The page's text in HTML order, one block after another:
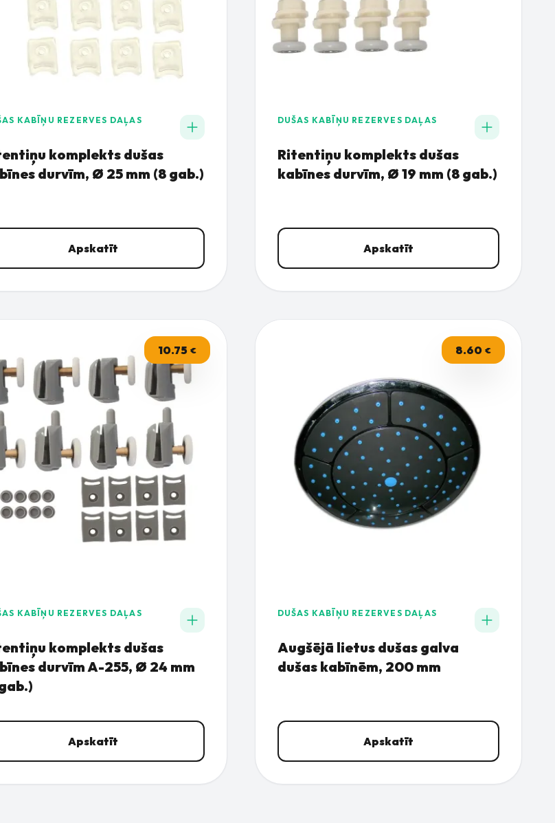
KABĪŅU REZERVES DAĻAS
komplekts dušas
durvīm, Ø 25 mm (8 gab.)
Apskatīt
DUŠAS KABĪŅU REZERVES DAĻAS
Ritentiņu komplekts dušas
kabīnes durvīm, Ø 19 mm (8 gab.)
Apskatīt
10.75 €
KABĪŅU REZERVES DAĻAS
komplekts dušas
durvīm A-255, Ø 24 mm
Apskatīt
8.60 €
DUŠAS KABĪŅU REZERVES DAĻAS
Augšējā lietus dušas galva
dušas kabīnēm, 200 mm
Apskatīt